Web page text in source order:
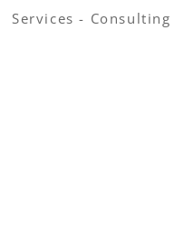
Services - Consulting